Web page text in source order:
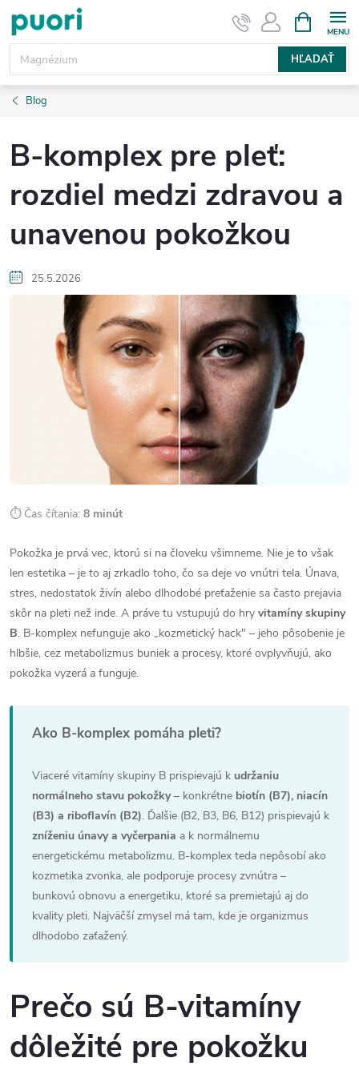
obsah
HĽADAŤ
KOŠÍK
Blog
B-komplex pre pleť:
rozdiel medzi zdravou a
unavenou pokožkou
25.5.2026
⏱ Čas čítania: 8 minút
Pokožka je prvá vec, ktorú si na človeku všimneme. Nie je to však
len estetika – je to aj zrkadlo toho, čo sa deje vo vnútri tela. Únava,
stres, nedostatok živín alebo dlhodobé preťaženie sa často prejavia
skôr na pleti než inde. A práve tu vstupujú do hry vitamíny skupiny
B. B-komplex nefunguje ako „kozmetický hack" – jeho pôsobenie je
hlbšie, cez metabolizmus buniek a procesy, ktoré ovplyvňujú, ako
pokožka vyzerá a funguje.
Ako B-komplex pomáha pleti?
Viaceré vitamíny skupiny B prispievajú k udržaniu
normálneho stavu pokožky– konkrétne biotín (B7), niacín
(B3) a riboflavín (B2). Ďalšie (B2, B3, B6, B12) prispievajú k
zníženiu únavy a vyčerpania a k normálnemu
energetickému metabolizmu. B-komplex teda nepôsobí ako
kozmetika zvonka, ale podporuje procesy zvnútra –
bunkovú obnovu a energetiku, ktoré sa premietajú aj do
kvality pleti. Najväčší zmysel má tam, kde je organizmus
dlhodobo zaťažený.
Prečo sú B-vitamíny
dôležité pre pokožku